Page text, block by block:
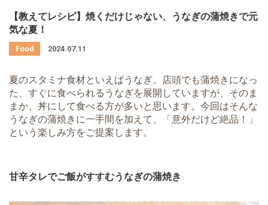
【教えてレシピ】焼くだけじゃない、うなぎの蒲焼きで元
気な夏！
2024.07.11
夏のスタミナ食材といえばうなぎ。店頭でも蒲焼きになっ
た、すぐに食べられるうなぎを展開していますが、そのま
まか、丼にして食べる方が多いと思います。今回はそんな
うなぎの蒲焼きに一手間を加えて、「意外だけど絶品！」
という楽しみ方をご提案します。
甘辛タレでご飯がすすむうなぎの蒲焼き